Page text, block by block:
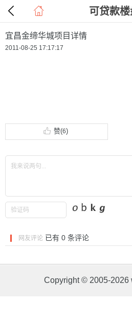
可贷款
宜昌金缔华城项目详情
2011-08-25 17:17:17
赞(6)
网友评论 已有 0 条评论
Copyright © 2005-2026